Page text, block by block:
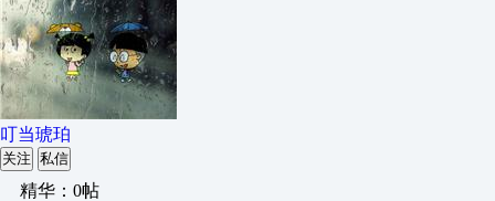
叮当琥珀
关注 私信
精华：0帖